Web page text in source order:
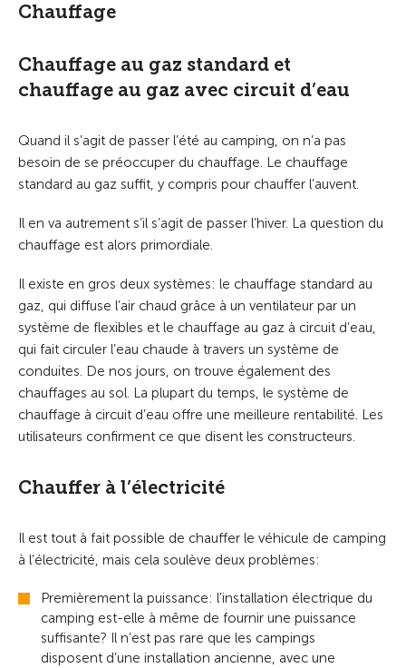
Chauffage
Chauffage au gaz standard et
chauffage au gaz avec circuit d’eau
Quand il s’agit de passer l’été au camping, on n’a pas
besoin de se préoccuper du chauffage. Le chauffage
standard au gaz suffit, y compris pour chauffer l’auvent.
Il en va autrement s’il s’agit de passer l’hiver. La question du
chauffage est alors primordiale.
Il existe en gros deux systèmes: le chauffage standard au
gaz, qui diffuse l’air chaud grâce à un ventilateur par un
système de flexibles et le chauffage au gaz à circuit d’eau,
qui fait circuler l’eau chaude à travers un système de
conduites. De nos jours, on trouve également des
chauffages au sol. La plupart du temps, le système de
chauffage à circuit d’eau offre une meilleure rentabilité. Les
utilisateurs confirment ce que disent les constructeurs.
Chauffer à l’électricité
Il est tout à fait possible de chauffer le véhicule de camping
à l’électricité, mais cela soulève deux problèmes:
Premièrement la puissance: l’installation électrique du
camping est-elle à même de fournir une puissance
suffisante? Il n’est pas rare que les campings
disposent d’une installation ancienne, avec une